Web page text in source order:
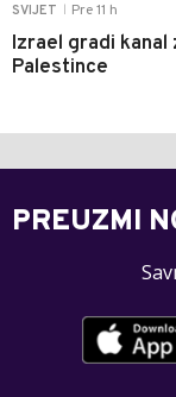
SVIJET Pre 11 h
Izrael gradi
Palestince
PREUZMI